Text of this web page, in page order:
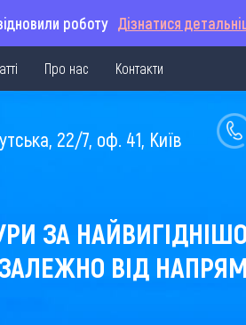
роботу Дізнатися
Про нас Контакти
22/7, оф. 41, Київ
ЗА
ВІД